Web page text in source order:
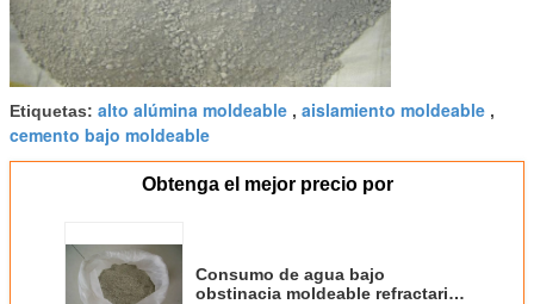
Etiquetas: alto alúmina moldeable , aislamiento moldeable ,
cemento bajo moldeable
Obtenga el mejor precio por
Consumo de agua bajo
obstinacia moldeable refractaria